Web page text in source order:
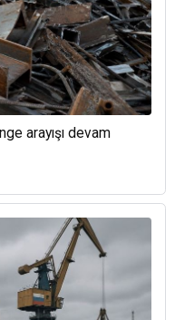
arayışı devam